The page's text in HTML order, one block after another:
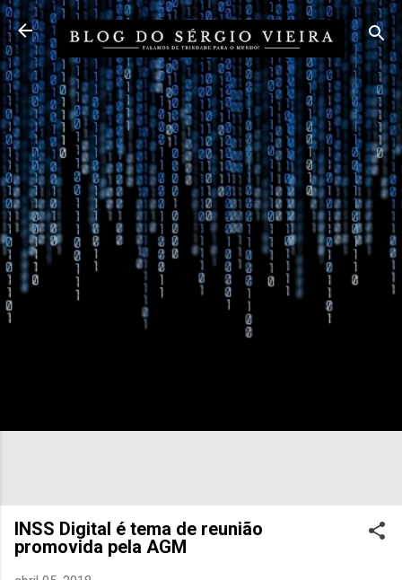
Pular para o conteúdo principal
INSS Digital é tema de reunião
promovida pela AGM